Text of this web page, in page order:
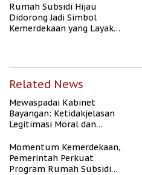
Rumah Subsidi Hijau
Didorong Jadi Simbol
Kemerdekaan yang Layak
Related News
Mewaspadai Kabinet
Bayangan: Ketidakjelasan
Legitimasi Moral dan
Momentum Kemerdekaan,
Pemerintah Perkuat
Program Rumah Subsidi